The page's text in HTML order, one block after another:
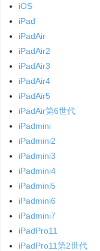
iOS
iPad
iPadAir
iPadAir2
iPadAir3
iPadAir4
iPadAir5
iPadAir第6世代
iPadmini
iPadmini2
iPadmini3
iPadmini4
iPadmini5
iPadmini6
iPadmini7
iPadPro11
iPadPro11第2世代